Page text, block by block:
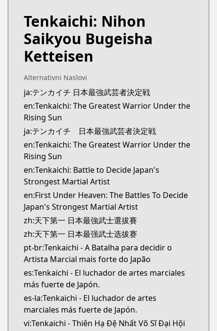
Tenkaichi: Nihon
Saikyou Bugeisha
Ketteisen
Alternativni Naslovi
ja:テンカイチ 日本最強武芸者決定戦
en:Tenkaichi: The Greatest Warrior Under the
Rising Sun
ja:テンカイチ 日本最強武芸者決定戦
en:Tenkaichi: The Greatest Warrior Under the
Rising Sun
en:Tenkaichi: Battle to Decide Japan's
Strongest Martial Artist
en:First Under Heaven: The Battles To Decide
Japan's Strongest Martial Artist
zh:天下第一 日本最強武士選拔賽
zh:天下第一 日本最强武士选拔赛
pt-br:Tenkaichi - A Batalha para decidir o
Artista Marcial mais forte do Japão
es:Tenkaichi - El luchador de artes marciales
más fuerte de Japón.
es-la:Tenkaichi - El luchador de artes
marciales más fuerte de Japón.
vi:Tenkaichi - Thiên Hạ Đệ Nhất Võ Sĩ Đại Hội